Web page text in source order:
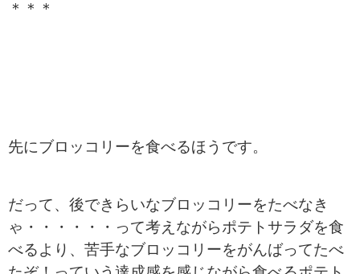
＊＊＊
先にブロッコリーを食べるほうです。
だって、後できらいなブロッコリーをたべなき
ゃ・・・・・・って考えながらポテトサラダを食
べるより、苦手なブロッコリーをがんばってたべ